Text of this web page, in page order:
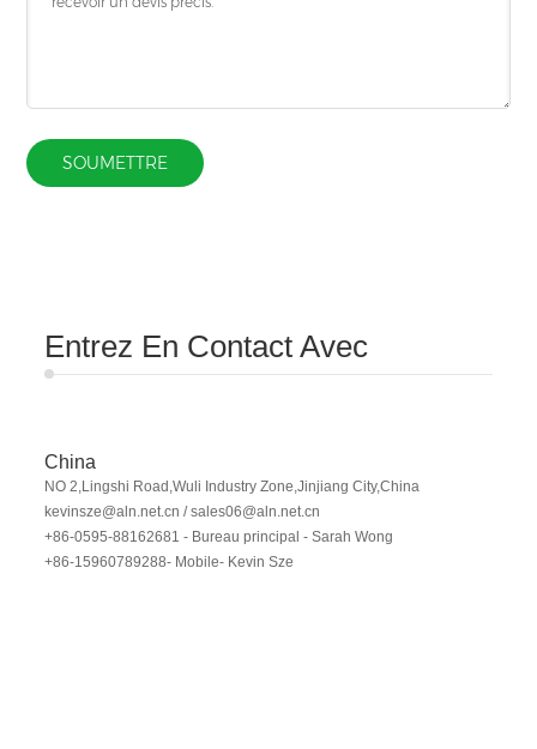
SOUMETTRE
Entrez En Contact Avec
China
NO 2,Lingshi Road,Wuli Industry Zone,Jinjiang City,China
kevinsze@aln.net.cn / sales06@aln.net.cn
+86-0595-88162681 - Bureau principal - Sarah Wong
+86-15960789288- Mobile- Kevin Sze